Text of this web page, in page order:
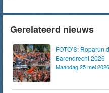
Gerelateerd nieuws
FOTO’S: Roparun
Barendrecht 2026
Maandag 25 mei 2026